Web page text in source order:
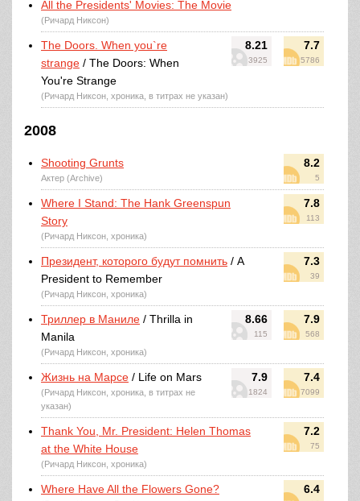
All the Presidents' Movies: The Movie
(Ричард Никсон)
8.21
3925
7.7
5786
The Doors. When you`re
strange / The Doors: When
You're Strange
(Ричард Никсон, хроника, в титрах не указан)
2008
8.2
5
Shooting Grunts
Актер (Archive)
7.8
113
Where I Stand: The Hank Greenspun
Story
(Ричард Никсон, хроника)
7.3
39
Президент, которого будут помнить / A
President to Remember
(Ричард Никсон, хроника)
8.66
115
7.9
568
Триллер в Маниле / Thrilla in
Manila
(Ричард Никсон, хроника)
7.9
1824
7.4
7099
Жизнь на Марсе / Life on Mars
(Ричард Никсон, хроника, в титрах не
указан)
7.2
75
Thank You, Mr. President: Helen Thomas
at the White House
(Ричард Никсон, хроника)
6.4
Where Have All the Flowers Gone?